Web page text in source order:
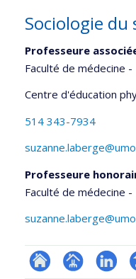
Sociologie
Professeure
Faculté de médecine
Centre d'éducation
514 343-7934
Professeure
Faculté de médecine